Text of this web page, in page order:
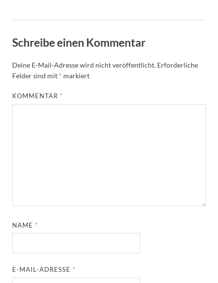
Schreibe einen Kommentar
Deine E-Mail-Adresse wird nicht veröffentlicht. Erforderliche
Felder sind mit * markiert
KOMMENTAR *
NAME *
E-MAIL-ADRESSE *